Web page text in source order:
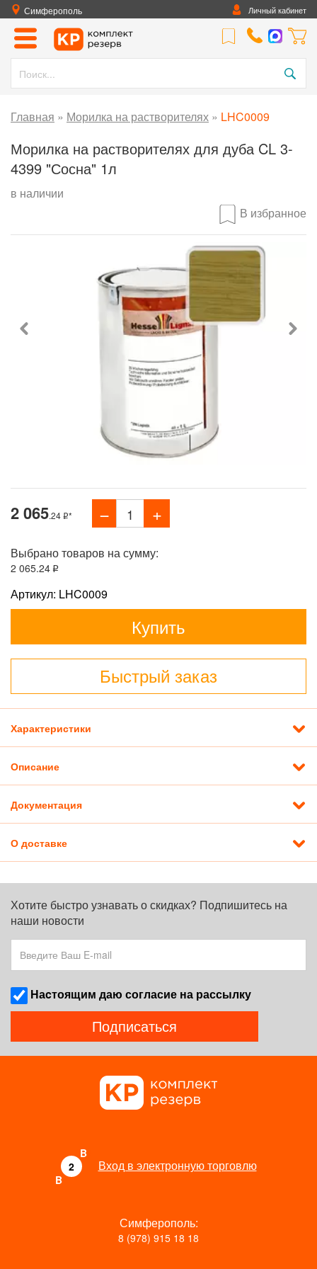
Симферополь Личный кабинет
Главная » Морилка на растворителях » LHC0009
Морилка на растворителях для дуба CL 3-
4399 "Сосна" 1л
в наличии
В избранное
2 065.24 *
Выбрано товаров на сумму:
2 065.24
Артикул: LHC0009
Купить
Быстрый заказ
Характеристики
Описание
Документация
О доставке
Хотите быстро узнавать о скидках? Подпишитесь на
наши новости
Наcтоящим даю согласие на рассылку
Подписаться
B
2
B
Вход в электронную торговлю
Симферополь:
8 (978) 915 18 18